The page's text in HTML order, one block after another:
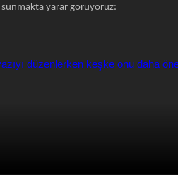
yarar görüyoruz:
düzenlerken keşke onu daha